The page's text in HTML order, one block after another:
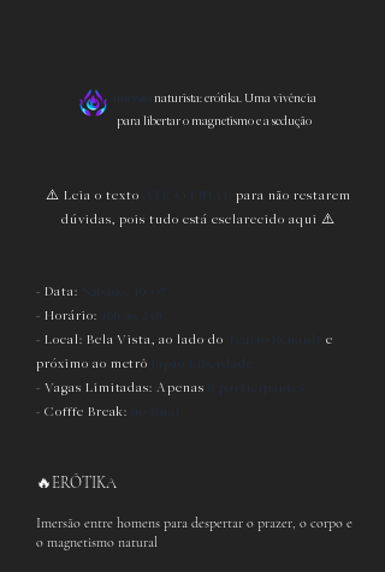
imersão naturista: erótika. Uma vivência
para libertar o magnetismo e a sedução
⚠️ Leia o texto ATÉ O FINAL
para não restarem
dúvidas, pois tudo está esclarecido aqui ⚠️
- Data: Sábado, 19/07
- Horário: 16h às 21h
- Local: Bela Vista, ao lado do Teatro Renault e
próximo ao metrô Japão Liberdade
- Vagas Limitadas: Apenas 8 participantes
- Cofffe Break: no final
🔥ERÓTIKA
Imersão entre homens para despertar o prazer, o corpo e
o magnetismo natural